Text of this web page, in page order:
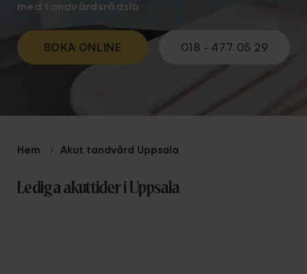
med tandvårdsrädsla
BOKA ONLINE 018 - 477 05 29
Hem Akut tandvård Uppsala
Lediga akuttider i Uppsala